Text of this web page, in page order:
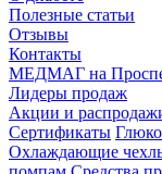
Полезные статьи
Отзывы
Контакты
МЕДМАГ на
Лидеры продаж
Акции и
Сертификаты
Охлаждающие